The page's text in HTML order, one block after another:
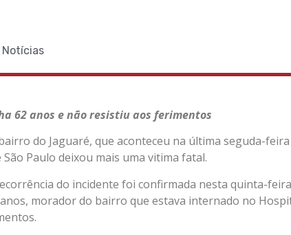
62 anos e não resistiu aos ferimentos
do Jaguaré, que aconteceu na última seguda-
Paulo deixou mais uma vitima fatal.
do incidente foi confirmada nesta quinta-
morador do bairro que estava internado no